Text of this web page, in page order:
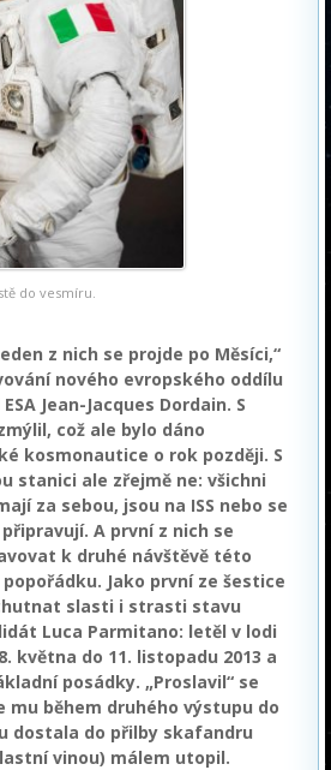
do vesmíru.
z nich se projde po Měsíci,“
nového evropského oddílu
Jean-Jacques Dordain. S
což ale bylo dáno
kosmonautice o rok později. S
stanici ale zřejmě ne: všichni
za sebou, jsou na ISS nebo se
A první z nich se
k druhé návštěvě této
Jako první ze šestice
slasti i strasti stavu
Luca Parmitano: letěl v lodi
května do 11. listopadu 2013 a
posádky. „Proslavil“ se
mu během druhého výstupu do
dostala do přilby skafandru
vinou) málem utopil.